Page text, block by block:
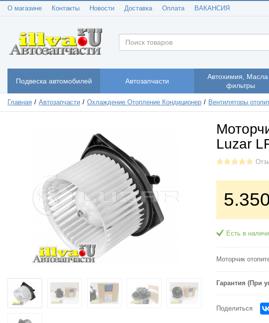
О магазине Контакты Новости Доставка Оплата ВАКАНСИЯ
Подвеска автомобилей Автозапчасти
Автохимия, Масла
фильтры
Главная Автозапчасти Охлаждение Отопление Кондиционер Вентиляторы
Luzar
Есть в
Моторчик
Гарантия (При
Поделиться